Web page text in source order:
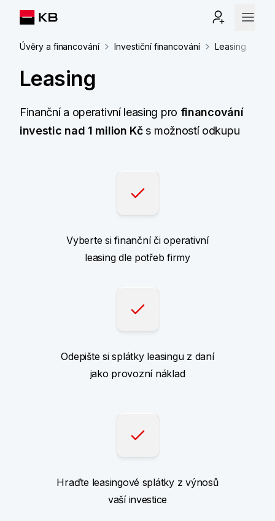
Úvěry a financování Investiční financování Leasing
Leasing
Finanční a operativní leasing pro financování
investic nad 1 milion Kčs možností odkupu
Vyberte si finanční či operativní
leasing dle potřeb firmy
Odepište si splátky leasingu z daní
jako provozní náklad
Hraďte leasingové splátky z výnosů
vaší investice